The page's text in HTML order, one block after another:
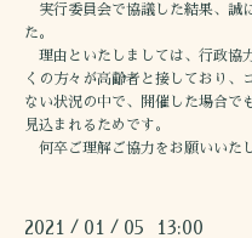
実行委員会で協議した結果、誠
た。
理由といたしましては、行政協
くの方々が高齢者と接しており、
ない状況の中で、開催した場合で
見込まれるためです。
何卒ご理解ご協力をお願いいた
2021 / 01 / 05 13:00